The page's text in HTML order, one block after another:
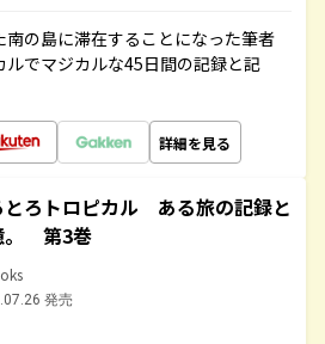
の島に滞在することになった筆者
でマジカルな45日間の記録と記
詳細を見る
とろトロピカル ある旅の記録と
。 第3巻
発売